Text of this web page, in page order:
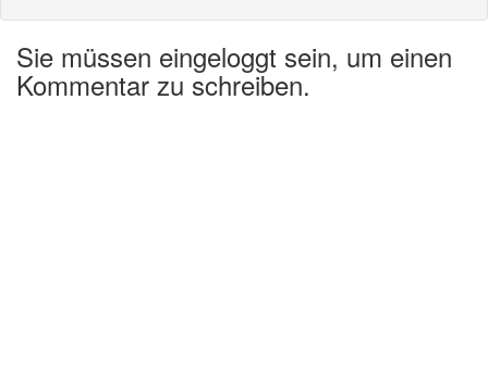
Sie müssen eingeloggt sein, um einen
Kommentar zu schreiben.